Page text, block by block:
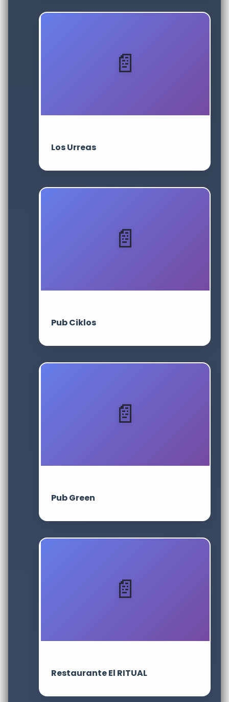
Los Urreas
Pub Ciklos
Pub Green
Restaurante El RITUAL